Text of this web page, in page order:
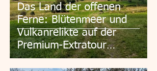
Das Land der offenen
Ferne: Blütenmeer und
Vulkanrelikte auf der
Premium-Extratour
Hochrhön